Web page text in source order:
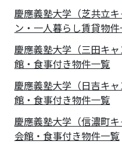
慶應義塾大学（芝共立
ン・一人暮らし賃貸物
慶應義塾大学（三田キ
館・食事付き物件一覧
慶應義塾大学（日吉キ
館・食事付き物件一覧
慶應義塾大学（信濃町
会館・食事付き物件一覧